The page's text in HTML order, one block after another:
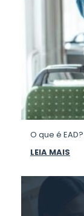
O que é
LEIA MAIS